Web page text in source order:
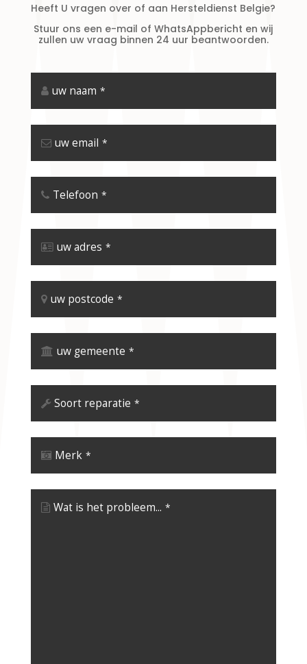
Heeft U vragen over of aan Hersteldienst Belgie?
Stuur ons een e-mail of WhatsAppbericht en wij
zullen uw vraag binnen 24 uur beantwoorden.
uw naam *
uw email *
Telefoon *
uw adres *
uw postcode *
uw gemeente *
Soort reparatie *
Merk *
Wat is het probleem... *